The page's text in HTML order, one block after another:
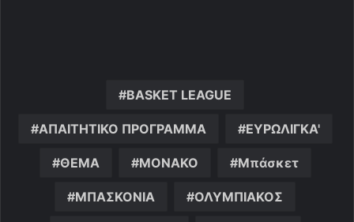
BASKET LEAGUE
ΑΠΑΙΤΗΤΙΚΟ ΠΡΟΓΡΑΜΜΑ ΕΥΡΩΛΙΓΚΑ'
ΘΕΜΑ ΜΟΝΑΚΟ Μπάσκετ
ΜΠΑΣΚΟΝΙΑ ΟΛΥΜΠΙΑΚΟΣ